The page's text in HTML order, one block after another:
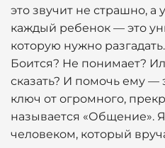
это звучит не страшно, а
каждый ребенок — это
которую нужно
Боится? Не понимает?
сказать? И помочь ему —
ключ от огромного,
называется «Общение».
человеком, который